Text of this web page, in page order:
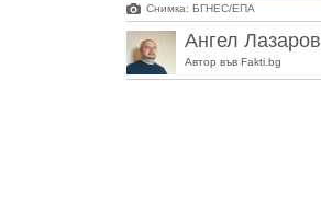
Снимка: БГНЕС/EПA
Ангел Лазаров
Автор във Fakti.bg